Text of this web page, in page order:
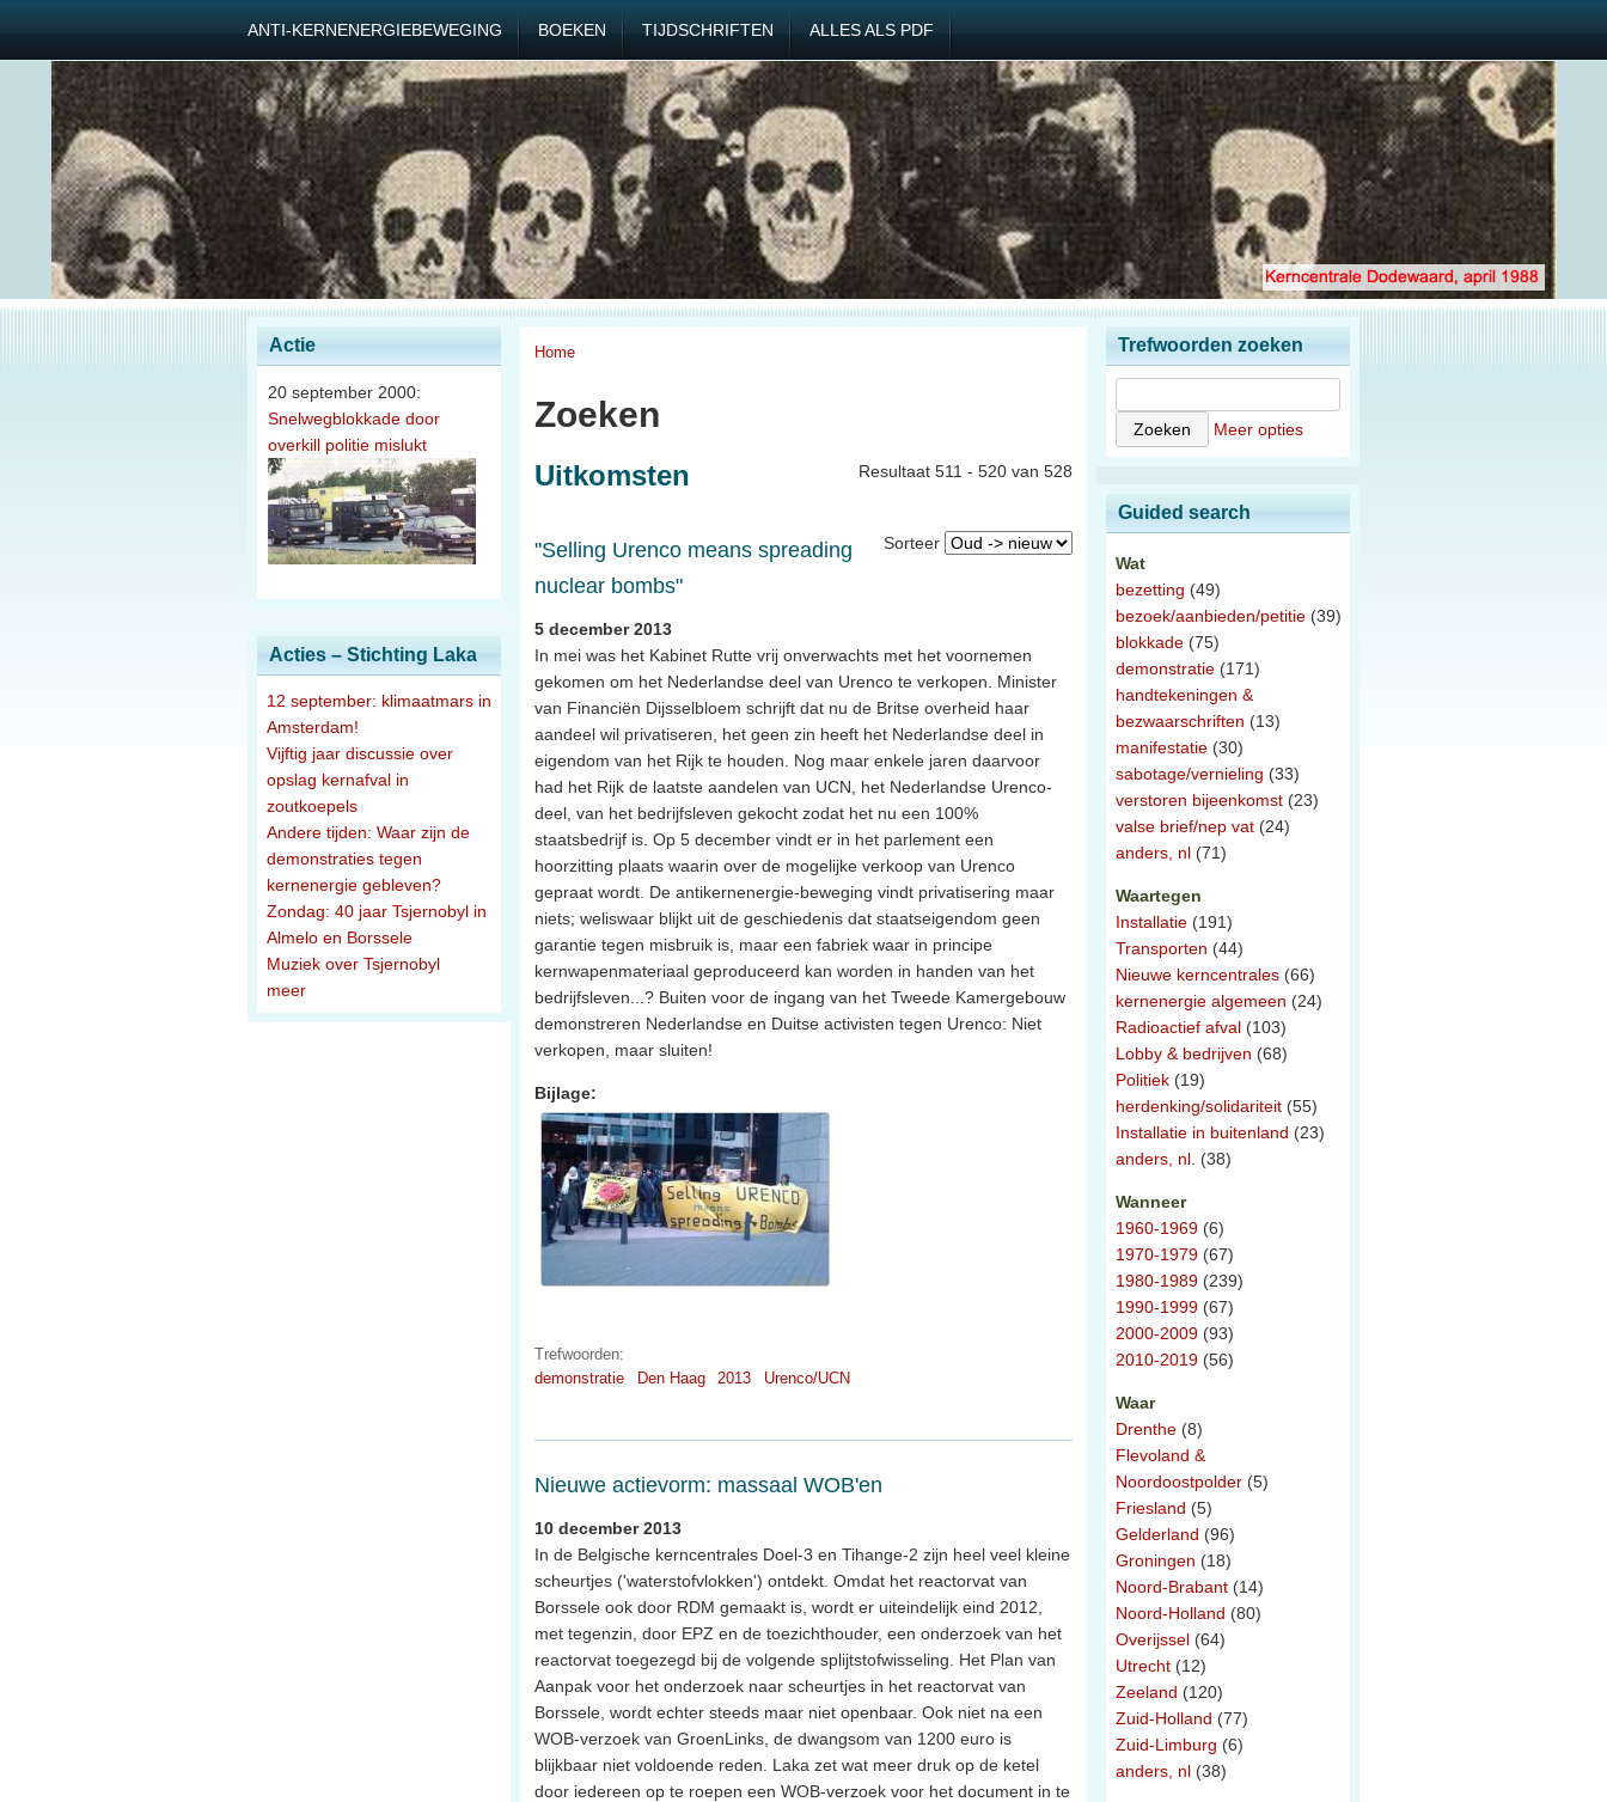
ANTI-KERNENERGIEBEWEGING BOEKEN TIJDSCHRIFTEN ALLES ALS PDF
Actie
20 september 2000:
Snelwegblokkade door
overkill politie mislukt
Acties – Stichting Laka
12 september: klimaatmars in
Amsterdam!
Vijftig jaar discussie over
opslag kernafval in
zoutkoepels
Andere tijden: Waar zijn de
demonstraties tegen
kernenergie gebleven?
Zondag: 40 jaar Tsjernobyl in
Almelo en Borssele
Muziek over Tsjernobyl
meer
Home
Zoeken
Resultaat 511 - 520 van 528
Uitkomsten
Sorteer
"Selling Urenco means spreading
nuclear bombs"
5 december 2013
In mei was het Kabinet Rutte vrij onverwachts met het voornemen
gekomen om het Nederlandse deel van Urenco te verkopen. Minister
van Financiën Dijsselbloem schrijft dat nu de Britse overheid haar
aandeel wil privatiseren, het geen zin heeft het Nederlandse deel in
eigendom van het Rijk te houden. Nog maar enkele jaren daarvoor
had het Rijk de laatste aandelen van UCN, het Nederlandse Urenco-
deel, van het bedrijfsleven gekocht zodat het nu een 100%
staatsbedrijf is. Op 5 december vindt er in het parlement een
hoorzitting plaats waarin over de mogelijke verkoop van Urenco
gepraat wordt. De antikernenergie-beweging vindt privatisering maar
niets; weliswaar blijkt uit de geschiedenis dat staatseigendom geen
garantie tegen misbruik is, maar een fabriek waar in principe
kernwapenmateriaal geproduceerd kan worden in handen van het
bedrijfsleven...? Buiten voor de ingang van het Tweede Kamergebouw
demonstreren Nederlandse en Duitse activisten tegen Urenco: Niet
verkopen, maar sluiten!
Bijlage:
Trefwoorden:
demonstratie
Den Haag 2013 Urenco/UCN
Nieuwe actievorm: massaal WOB'en
10 december 2013
In de Belgische kerncentrales Doel-3 en Tihange-2 zijn heel veel kleine
scheurtjes ('waterstofvlokken') ontdekt. Omdat het reactorvat van
Borssele ook door RDM gemaakt is, wordt er uiteindelijk eind 2012,
met tegenzin, door EPZ en de toezichthouder, een onderzoek van het
reactorvat toegezegd bij de volgende splijtstofwisseling. Het Plan van
Aanpak voor het onderzoek naar scheurtjes in het reactorvat van
Borssele, wordt echter steeds maar niet openbaar. Ook niet na een
WOB-verzoek van GroenLinks, de dwangsom van 1200 euro is
blijkbaar niet voldoende reden. Laka zet wat meer druk op de ketel
door iedereen op te roepen een WOB-verzoek voor het document in te
Trefwoorden zoeken
Meer opties
Guided search
Wat
bezetting (49)
bezoek/aanbieden/petitie (39)
blokkade (75)
demonstratie (171)
handtekeningen &
bezwaarschriften (13)
manifestatie (30)
sabotage/vernieling (33)
verstoren bijeenkomst (23)
valse brief/nep vat (24)
anders, nl (71)
Waartegen
Installatie (191)
Transporten (44)
Nieuwe kerncentrales (66)
kernenergie algemeen (24)
Radioactief afval (103)
Lobby & bedrijven (68)
Politiek (19)
herdenking/solidariteit (55)
Installatie in buitenland (23)
anders, nl. (38)
Wanneer
1960-1969 (6)
1970-1979 (67)
1980-1989 (239)
1990-1999 (67)
2000-2009 (93)
2010-2019 (56)
Waar
Drenthe (8)
Flevoland &
Noordoostpolder (5)
Friesland (5)
Gelderland (96)
Groningen (18)
Noord-Brabant (14)
Noord-Holland (80)
Overijssel (64)
Utrecht (12)
Zeeland (120)
Zuid-Holland (77)
Zuid-Limburg (6)
anders, nl (38)